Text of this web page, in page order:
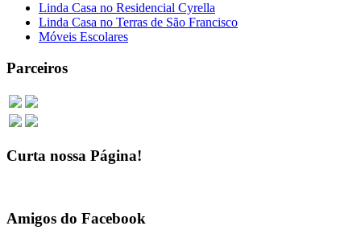
Linda Casa no Residencial Cyrella
Linda Casa no Terras de São Francisco
Móveis Escolares
Parceiros
Curta nossa Página!
Amigos do Facebook